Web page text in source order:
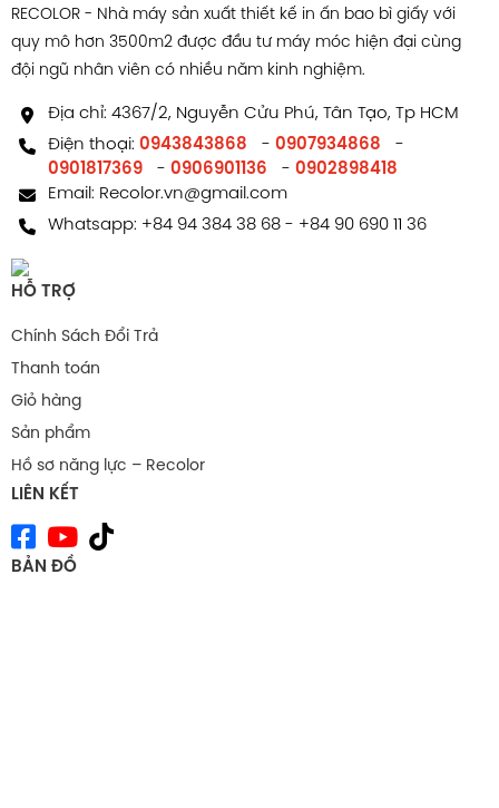
RECOLOR - Nhà máy sản xuất thiết kế in ấn bao bì giấy với
quy mô hơn 3500m2 được đầu tư máy móc hiện đại cùng
đội ngũ nhân viên có nhiều năm kinh nghiệm.
Địa chỉ: 4367/2, Nguyễn Cửu Phú, Tân Tạo, Tp HCM
Điện thoại: 0943843868 - 0907934868
-
0901817369
- 0906901136 - 0902898418
Email: Recolor.vn@gmail.com
Whatsapp: +84 94 384 38 68- +84 90 690 11 36
HỖ TRỢ
Chính Sách Đổi Trả
Thanh toán
Giỏ hàng
Sản phẩm
Hồ sơ năng lực – Recolor
LIÊN KẾT
BẢN ĐỒ